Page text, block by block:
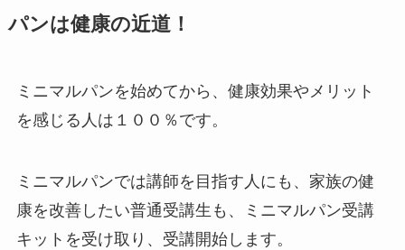
パンは健康の近道！
ミニマルパンを始めてから、健康効果やメリット
を感じる人は１００％です。
ミニマルパンでは講師を目指す人にも、家族の健
康を改善したい普通受講生も、ミニマルパン受講
キットを受け取り、受講開始します。